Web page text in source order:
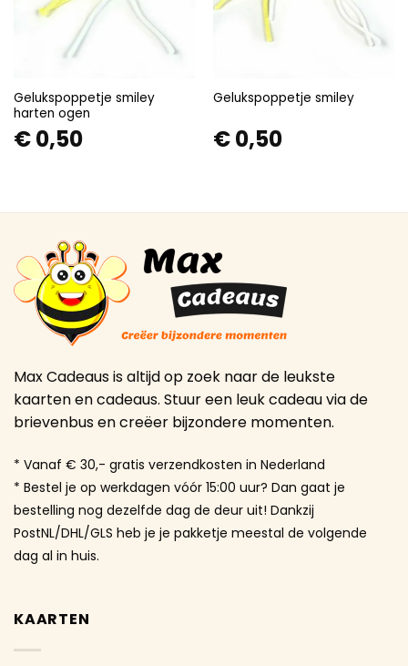
Gelukspoppetje smiley
harten ogen
€0,50
Gelukspoppetje smiley
€0,50
Max Cadeaus is altijd op zoek naar de leukste
kaarten en cadeaus. Stuur een leuk cadeau via de
brievenbus en creëer bijzondere momenten.
* Vanaf € 30,- gratis verzendkosten in Nederland
* Bestel je op werkdagen vóór 15:00 uur? Dan gaat je
bestelling nog dezelfde dag de deur uit! Dankzij
PostNL/DHL/GLS heb je je pakketje meestal de volgende
dag al in huis.
KAARTEN